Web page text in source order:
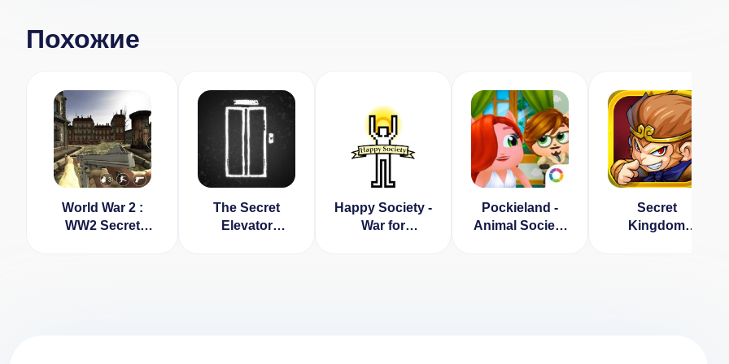
Похожие
World War 2 :
WW2 Secret
The Secret
Elevator
Happy Society -
War for
Pockieland -
Animal Society
Secret
Kingdom